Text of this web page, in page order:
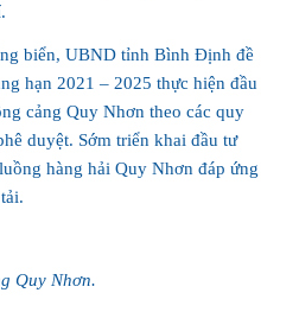
biển, UBND tỉnh Bình Định đề
hạn 2021 – 2025 thực hiện đầu
cảng Quy Nhơn theo các quy
duyệt. Sớm triển khai đầu tư
hàng hải Quy Nhơn đáp ứng
Quy Nhơn.